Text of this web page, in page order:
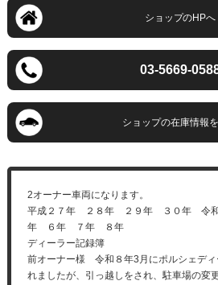
03-5669-
ショップの在庫情報
2オーナー車両になります。
平成２７年 ２８年 ２９年 ３０年 令
年 ６年 ７年 ８年
ディーラー記録簿
前オーナー様 令和８年3月にポルシェディ
れましたが、引っ越しをされ、駐車場の変